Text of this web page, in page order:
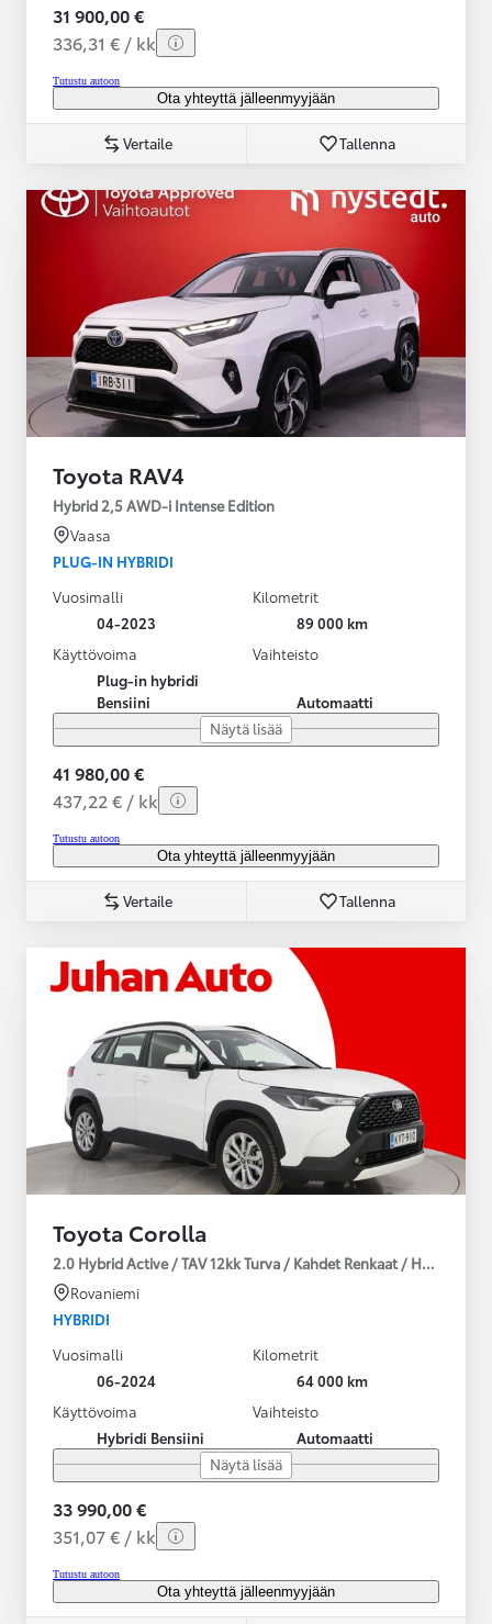
31 900,00 €
336,31 € / kk
Tutustu autoon
Ota yhteyttä jälleenmyyjään
Vertaile Tallenna
Toyota RAV4
Hybrid 2,5 AWD-i Intense Edition
Vaasa
PLUG-IN HYBRIDI
Vuosimalli
04-2023
Kilometrit
89 000 km
Käyttövoima
Plug-in hybridi
Bensiini
Vaihteisto
Automaatti
Näytä lisää
41 980,00 €
437,22 € / kk
Tutustu autoon
Ota yhteyttä jälleenmyyjään
Vertaile Tallenna
Toyota Corolla
2.0 Hybrid Active / TAV 12kk Turva / Kahdet Renkaat /
Rovaniemi
HYBRIDI
Vuosimalli
06-2024
Kilometrit
64 000 km
Käyttövoima
Hybridi Bensiini
Vaihteisto
Automaatti
Näytä lisää
33 990,00 €
351,07 € / kk
Tutustu autoon
Ota yhteyttä jälleenmyyjään